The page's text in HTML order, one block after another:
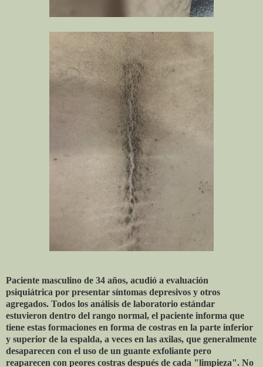
Paciente masculino de 34 años, acudió a evaluación
psiquiátrica por presentar síntomas depresivos y otros
agregados. Todos los análisis de laboratorio estándar
estuvieron dentro del rango normal, el paciente informa que
tiene estas formaciones en forma de costras en la parte inferior
y superior de la espalda, a veces en las axilas, que generalmente
desaparecen con el uso de un guante exfoliante pero
reaparecen con peores costras después de cada "limpieza". No